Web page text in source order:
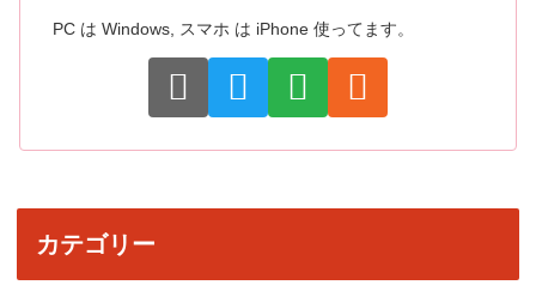
PC は Windows, スマホ は iPhone 使ってます。
カテゴリー